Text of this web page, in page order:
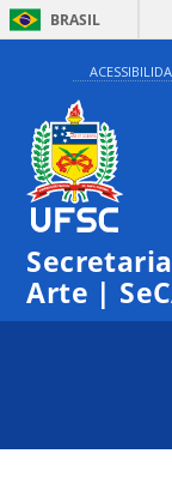
BRASIL
Arte |
0:00
1:00